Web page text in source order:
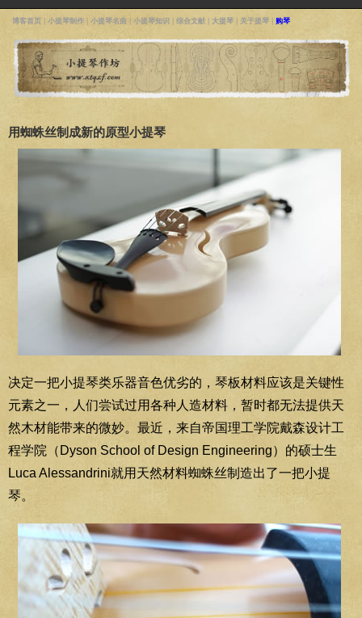
博客首页 小提琴制作 小提琴名曲 小提琴知识 综合文献 大提琴 关于提琴 购琴
用蜘蛛丝制成新的原型小提琴
决定一把小提琴类乐器音色优劣的，琴板材料应该是关键性
元素之一，人们尝试过用各种人造材料，暂时都无法提供天
然木材能带来的微妙。最近，来自帝国理工学院戴森设计工
程学院（Dyson School of Design Engineering）的硕士生
Luca Alessandrini就用天然材料蜘蛛丝制造出了一把小提
琴。